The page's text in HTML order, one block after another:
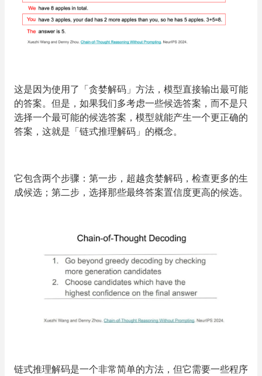
这是因为使用了「贪婪解码」方法，模型直接输出最可能
的答案。但是，如果我们多考虑一些候选答案，而不是只
选择一个最可能的候选答案，模型就能产生一个更正确的
答案，这就是「链式推理解码」的概念。
它包含两个步骤：第一步，超越贪婪解码，检查更多的生
成候选；第二步，选择那些最终答案置信度更高的候选。
链式推理解码是一个非常简单的方法，但它需要一些程序